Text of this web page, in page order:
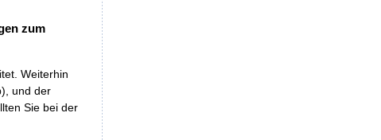
zum
Weiterhin
und der
Sie bei der